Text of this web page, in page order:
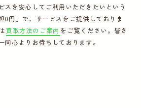
運営会社
スを安心してご利用いただきたいという
0円」で、サービスをご提供しておりま
買取方法のご案内 をご覧ください。皆さ
同心よりお待ちしております。